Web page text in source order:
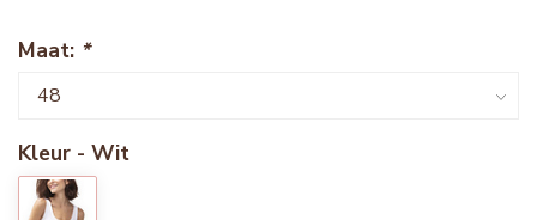
Maat: *
Kleur - Wit